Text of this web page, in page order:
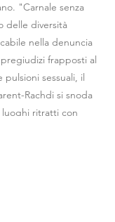
"Carnale senza
delle diversità
nella denuncia
frapposti al
sessuali, il
Rachdi si snoda
luoghi ritratti con